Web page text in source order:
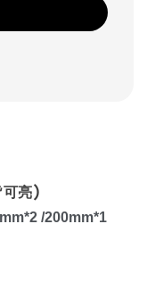
可亮)
/200mm*1